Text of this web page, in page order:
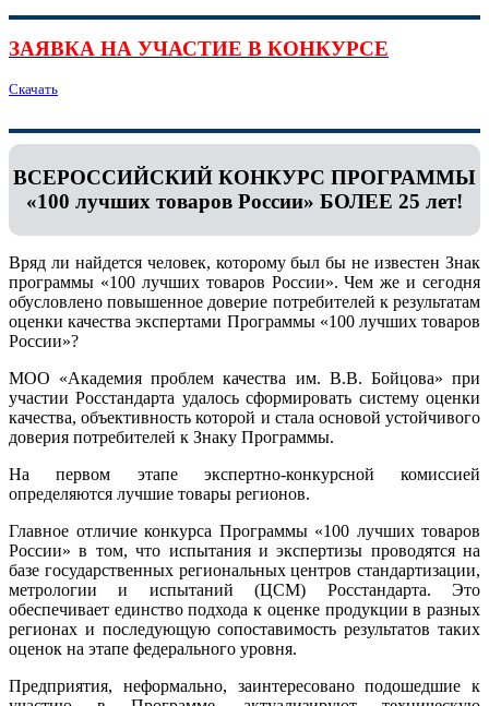
ЗАЯВКА НА УЧАСТИЕ В КОНКУРСЕ
Скачать
ВСЕРОССИЙСКИЙ КОНКУРС ПРОГРАММЫ
«100 лучших товаров России» БОЛЕЕ 25 лет!
Вряд ли найдется человек, которому был бы не известен Знак
программы «100 лучших товаров России». Чем же и сегодня
обусловлено повышенное доверие потребителей к результатам
оценки качества экспертами Программы «100 лучших товаров
России»?
МОО «Академия проблем качества им. В.В. Бойцова» при
участии Росстандарта удалось сформировать систему оценки
качества, объективность которой и стала основой устойчивого
доверия потребителей к Знаку Программы.
На первом этапе экспертно-конкурсной комиссией
определяются лучшие товары регионов.
Главное отличие конкурса Программы «100 лучших товаров
России» в том, что испытания и экспертизы проводятся на
базе государственных региональных центров стандартизации,
метрологии и испытаний (ЦCM) Росстандарта. Это
обеспечивает единство подхода к оценке продукции в разных
регионах и последующую сопоставимость результатов таких
оценок на этапе федерального уровня.
Предприятия, неформально, заинтересовано подошедшие к